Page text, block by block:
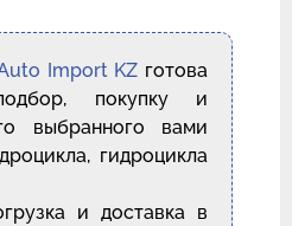
Import KZ готова
покупку и
выбранного вами
гидроцикла
и доставка в